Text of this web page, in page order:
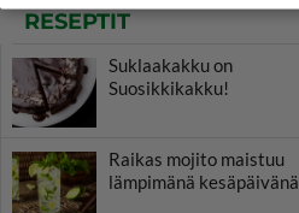
RESEPTIT
Suklaakakku on
Suosikkikakku!
Raikas mojito maistuu
lämpimänä kesäpäivänä.